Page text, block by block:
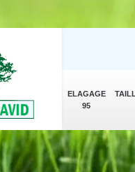
ELAGAGE
95